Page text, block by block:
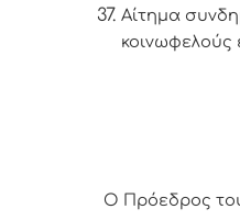
Αίτημα
κοινωφελούς
Ο Πρόεδρος